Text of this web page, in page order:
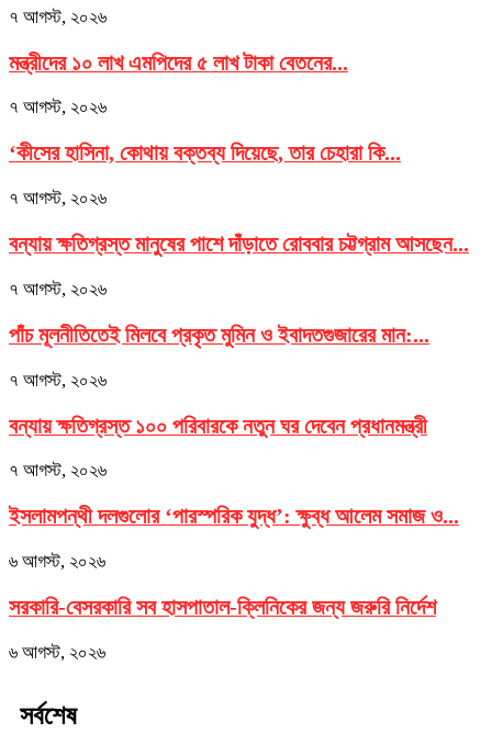
৭ আগস্ট, ২০২৬
মন্ত্রীদের ১০ লাখ এমপিদের ৫ লাখ টাকা বেতনের...
৭ আগস্ট, ২০২৬
‘কীসের হাসিনা, কোথায় বক্তব্য দিয়েছে, তার চেহারা কি...
৭ আগস্ট, ২০২৬
বন্যায় ক্ষতিগ্রস্ত মানুষের পাশে দাঁড়াতে রোববার চট্টগ্রাম আসছেন...
৭ আগস্ট, ২০২৬
পাঁচ মূলনীতিতেই মিলবে প্রকৃত মুমিন ও ইবাদতগুজারের মান:...
৭ আগস্ট, ২০২৬
বন্যায় ক্ষতিগ্রস্ত ১০০ পরিবারকে নতুন ঘর দেবেন প্রধানমন্ত্রী
৭ আগস্ট, ২০২৬
ইসলামপন্থী দলগুলোর ‘পারস্পরিক যুদ্ধ’: ক্ষুব্ধ আলেম সমাজ ও...
৬ আগস্ট, ২০২৬
সরকারি-বেসরকারি সব হাসপাতাল-ক্লিনিকের জন্য জরুরি নির্দেশ
৬ আগস্ট, ২০২৬
সর্বশেষ